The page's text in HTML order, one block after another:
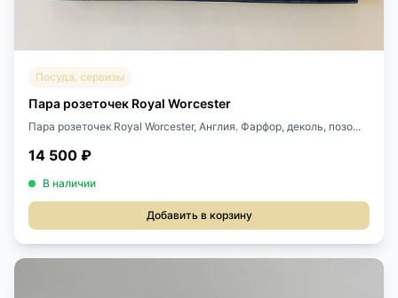
Посуда, сервизы
Пара розеточек Royal Worcester
Пара розеточек Royal Worcester, Англия. Фарфор, деколь, позо...
14 500 ₽
В наличии
Добавить в корзину